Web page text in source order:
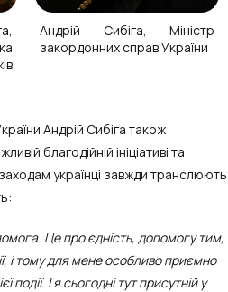
Андрій Сибіга, Міністр
закордонних справ України
Андрій Сибіга також
благодійній ініціативі та
українці завжди транслюють
Це про єдність, допомогу тим,
і тому для мене особливо приємно
події. І я сьогодні тут присутній у